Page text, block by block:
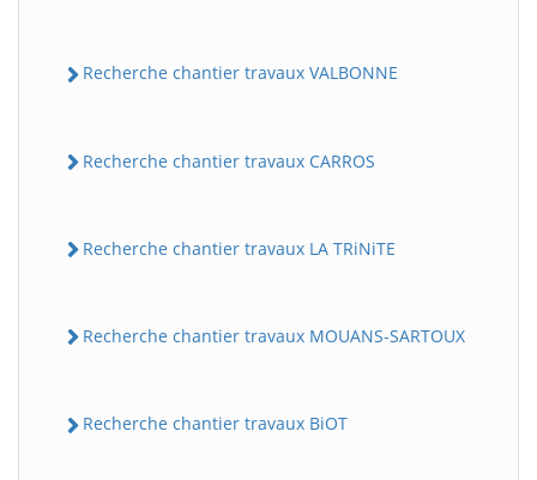
Recherche chantier travaux VALBONNE
Recherche chantier travaux CARROS
Recherche chantier travaux LA TRiNiTE
Recherche chantier travaux MOUANS-SARTOUX
Recherche chantier travaux BiOT